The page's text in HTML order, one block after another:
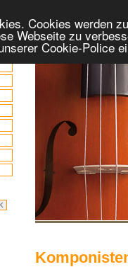
Cookies werden
Webseite zu
Cookie-Police